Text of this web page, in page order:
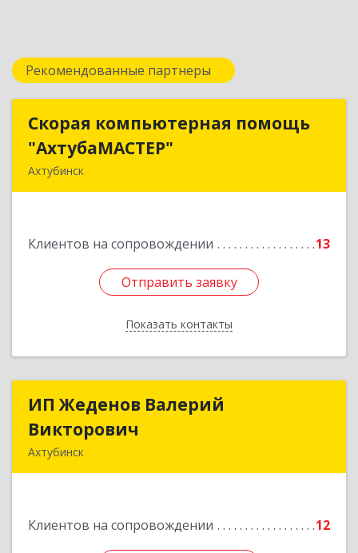
Рекомендованные партнеры
Скорая компьютерная помощь
"АхтубаМАСТЕР"
Ахтубинск
Клиентов на сопровождении 13
Отправить заявку
Показать контакты
Скорая компьютерная помощь
Отправить заявку
Назад
ИП Жеденов Валерий
Викторович
Ахтубинск
Клиентов на сопровождении 12
ИП Жеденов Валерий